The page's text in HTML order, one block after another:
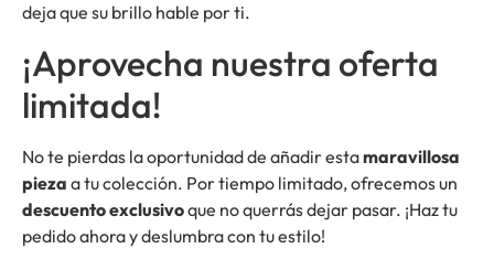
deja que su brillo hable por ti.
¡Aprovecha nuestra oferta
limitada!
No te pierdas la oportunidad de añadir estamaravillosa
pieza a tu colección. Por tiempo limitado, ofrecemos un
descuento exclusivoque no querrás dejar pasar. ¡Haz tu
pedido ahora y deslumbra con tu estilo!